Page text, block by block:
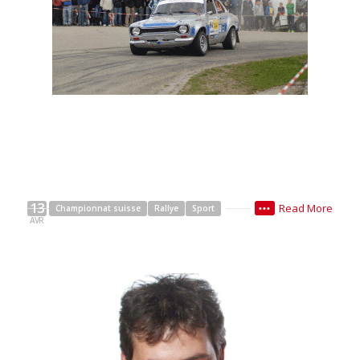
13
AVR
Championnat suisse Rallye Sport Read More
•••